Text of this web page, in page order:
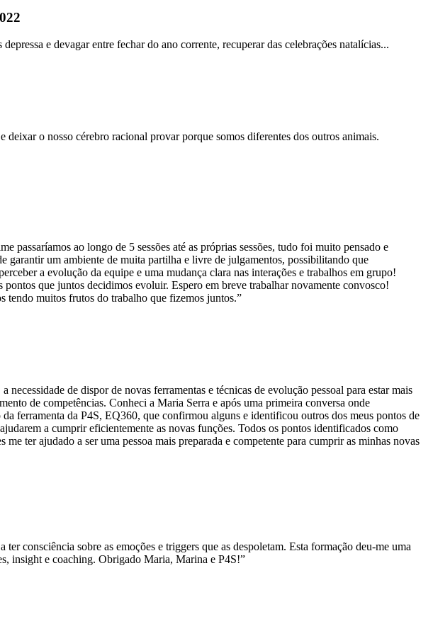
e devagar entre fechar do ano corrente, recuperar das celebrações natalícias...
deixar o nosso cérebro racional provar porque somos diferentes dos outros animais.
ao longo de 5 sessões até as próprias sessões, tudo foi muito pensado e
garantir um ambiente de muita partilha e livre de julgamentos, possibilitando que
a evolução da equipe e uma mudança clara nas interações e trabalhos em grupo!
pontos que juntos decidimos evoluir. Espero em breve trabalhar novamente convosco!
tendo muitos frutos do trabalho que fizemos juntos.”
de dispor de novas ferramentas e técnicas de evolução pessoal para estar mais
de competências. Conheci a Maria Serra e após uma primeira conversa onde
ferramenta da P4S, EQ360, que confirmou alguns e identificou outros dos meus pontos de
a cumprir eficientemente as novas funções. Todos os pontos identificados como
ter ajudado a ser uma pessoa mais preparada e competente para cumprir as minhas novas
consciência sobre as emoções e triggers que as despoletam. Esta formação deu-me uma
insight e coaching. Obrigado Maria, Marina e P4S!”